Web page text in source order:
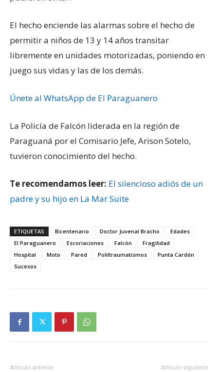
El hecho enciende las alarmas sobre el hecho de
permitir a niños de 13 y 14 años transitar
libremente en unidades motorizadas, poniendo en
juego sus vidas y las de los demás.
Únete al WhatsApp de El Paraguanero
La Policía de Falcón liderada en la región de
Paraguaná por el Comisario Jefe, Arison Sotelo,
tuvieron conocimiento del hecho.
Te recomendamos leer: El silencioso adiós de un
padre y su hijo en La Mar Suite
ETIQUETAS Bicentenario Doctor Juvenal Bracho
Edades
El Paraguanero
Escoriaciones Falcón
Fragilidad
Hospital
Moto Pared Poliltraumatismos
Punta Cardón
Sucesos
Artículo anterior Artículo siguiente